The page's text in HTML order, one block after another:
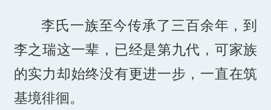
李氏一族至今传承了三百余年，到
李之瑞这一辈，已经是第九代，可家族
的实力却始终没有更进一步，一直在筑
基境徘徊。